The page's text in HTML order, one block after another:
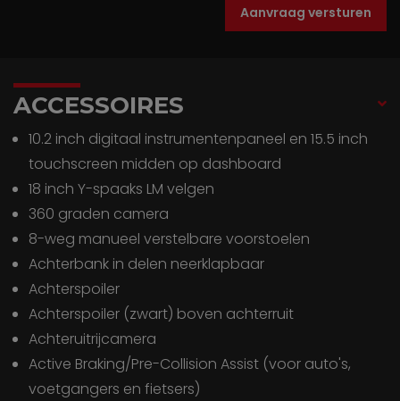
Aanvraag versturen
ACCESSOIRES
10.2 inch digitaal instrumentenpaneel en 15.5 inch
touchscreen midden op dashboard
18 inch Y-spaaks LM velgen
360 graden camera
8-weg manueel verstelbare voorstoelen
Achterbank in delen neerklapbaar
Achterspoiler
Achterspoiler (zwart) boven achterruit
Achteruitrijcamera
Active Braking/Pre-Collision Assist (voor auto's,
voetgangers en fietsers)